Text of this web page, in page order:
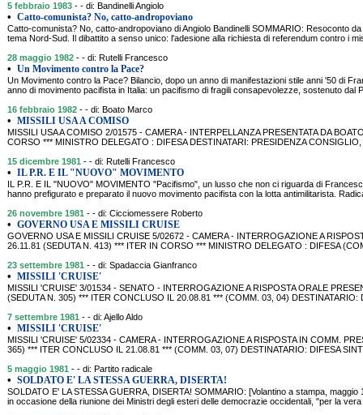
5 febbraio 1983 - - di: Bandinelli Angiolo
• Catto-comunista? No, catto-andropoviano
Catto-comunista? No, catto-andropoviano di Angiolo Bandinelli SOMMARIO: Resoconto
tema Nord-Sud. Il dibattito a senso unico: l'adesione alla richiesta di referendum contro i
28 maggio 1982 - - di: Rutelli Francesco
• Un Movimento contro la Pace?
Un Movimento contro la Pace? Bilancio, dopo un anno di manifestazioni stile anni '50 di
anno di movimento pacifista in Italia: un pacifismo di fragili consapevolezze, sostenuto dal
16 febbraio 1982 - - di: Boato Marco
• MISSILI USA A COMISO
MISSILI USA A COMISO 2/01575 - CAMERA - INTERPELLANZA PRESENTATA DA
CORSO *** MINISTRO DELEGATO : DIFESA DESTINATARI: PRESIDENZA
15 dicembre 1981 - - di: Rutelli Francesco
• IL P.R. E IL "NUOVO" MOVIMENTO
IL P.R. E IL "NUOVO" MOVIMENTO "Pacifismo", un lusso che non ci riguarda di
hanno prefigurato e preparato il nuovo movimento pacifista con la lotta antimilitarista.
26 novembre 1981 - - di: Cicciomessere Roberto
• GOVERNO USA E MISSILI CRUISE
GOVERNO USA E MISSILI CRUISE 5/02672 - CAMERA - INTERROGAZIONE A
26.11.81 (SEDUTA N. 413) *** ITER IN CORSO *** MINISTRO DELEGATO : DIFESA
23 settembre 1981 - - di: Spadaccia Gianfranco
• MISSILI 'CRUISE'
MISSILI 'CRUISE' 3/01534 - SENATO - INTERROGAZIONE A RISPOSTA ORALE
(SEDUTA N. 305) *** ITER CONCLUSO IL 20.08.81 *** (COMM. 03, 04) DESTINATARIO:
7 settembre 1981 - - di: Ajello Aldo
• MISSILI 'CRUISE'
MISSILI 'CRUISE' 5/02334 - CAMERA - INTERROGAZIONE A RISPOSTA IN COMM.
365) *** ITER CONCLUSO IL 21.08.81 *** (COMM. 03, 07) DESTINATARIO: DIFESA
5 maggio 1981 - - di: Partito radicale
• SOLDATO E' LA STESSA GUERRA, DISERTA!
SOLDATO E' LA STESSA GUERRA, DISERTA! SOMMARIO: [Volantino a stampa,
in occasione della riunione dei Ministri degli esteri delle democrazie occidentali, "per la